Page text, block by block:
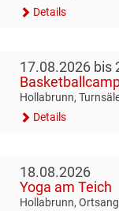
Details
17.08.2026 bis
Hollabrunn,
Details
18.08.2026
Yoga am Teich
Hollabrunn,